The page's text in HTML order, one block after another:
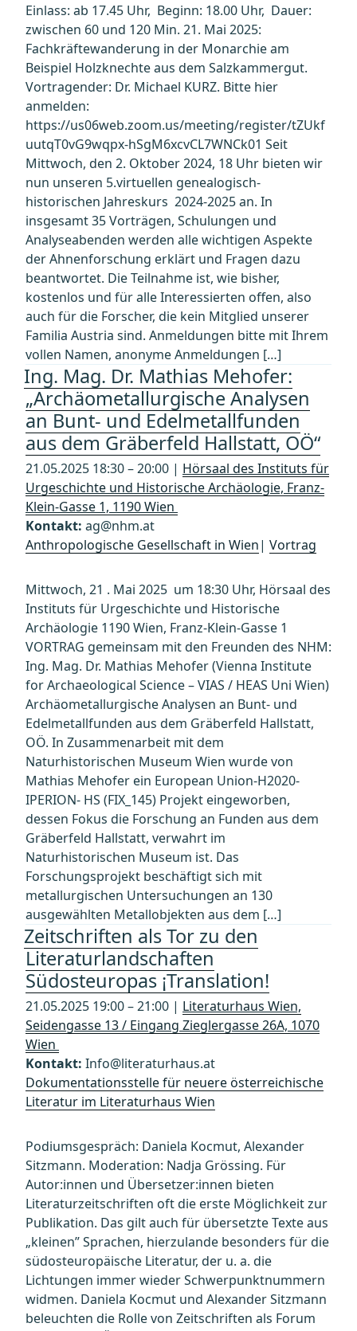
Einlass: ab 17.45 Uhr, Beginn: 18.00 Uhr, Dauer:
zwischen 60 und 120 Min. 21. Mai 2025:
Fachkräftewanderung in der Monarchie am
Beispiel Holzknechte aus dem Salzkammergut.
Vortragender: Dr. Michael KURZ. Bitte hier
anmelden:
https://us06web.zoom.us/meeting/register/tZUkf
uutqT0vG9wqpx-hSgM6xcvCL7WNCk01 Seit
Mittwoch, den 2. Oktober 2024, 18 Uhr bieten wir
nun unseren 5.virtuellen genealogisch-
historischen Jahreskurs 2024-2025 an. In
insgesamt 35 Vorträgen, Schulungen und
Analyseabenden werden alle wichtigen Aspekte
der Ahnenforschung erklärt und Fragen dazu
beantwortet. Die Teilnahme ist, wie bisher,
kostenlos und für alle Interessierten offen, also
auch für die Forscher, die kein Mitglied unserer
Familia Austria sind. Anmeldungen bitte mit Ihrem
vollen Namen, anonyme Anmeldungen […]
Ing. Mag. Dr. Mathias Mehofer:
„Archäometallurgische Analysen
an Bunt- und Edelmetallfunden
aus dem Gräberfeld Hallstatt, OÖ“
21.05.2025 18:30 – 20:00 | Hörsaal des Instituts für
Urgeschichte und Historische Archäologie, Franz-
Klein-Gasse 1, 1190 Wien
Kontakt: ag@nhm.at
Anthropologische Gesellschaft in Wien| Vortrag
Mittwoch, 21 . Mai 2025 um 18:30 Uhr, Hörsaal des
Instituts für Urgeschichte und Historische
Archäologie 1190 Wien, Franz-Klein-Gasse 1
VORTRAG gemeinsam mit den Freunden des NHM:
Ing. Mag. Dr. Mathias Mehofer (Vienna Institute
for Archaeological Science – VIAS / HEAS Uni Wien)
Archäometallurgische Analysen an Bunt- und
Edelmetallfunden aus dem Gräberfeld Hallstatt,
OÖ. In Zusammenarbeit mit dem
Naturhistorischen Museum Wien wurde von
Mathias Mehofer ein European Union-H2020-
IPERION- HS (FIX_145) Projekt eingeworben,
dessen Fokus die Forschung an Funden aus dem
Gräberfeld Hallstatt, verwahrt im
Naturhistorischen Museum ist. Das
Forschungsprojekt beschäftigt sich mit
metallurgischen Untersuchungen an 130
ausgewählten Metallobjekten aus dem […]
Zeitschriften als Tor zu den
Literaturlandschaften
Südosteuropas ¡Translation!
21.05.2025 19:00 – 21:00 | Literaturhaus Wien,
Seidengasse 13 / Eingang Zieglergasse 26A, 1070
Wien
Kontakt: Info@literaturhaus.at
Dokumentationsstelle für neuere österreichische
Literatur im Literaturhaus Wien
Podiumsgespräch: Daniela Kocmut, Alexander
Sitzmann. Moderation: Nadja Grössing. Für
Autor:innen und Übersetzer:innen bieten
Literaturzeitschriften oft die erste Möglichkeit zur
Publikation. Das gilt auch für übersetzte Texte aus
„kleinen” Sprachen, hierzulande besonders für die
südosteuropäische Literatur, der u. a. die
Lichtungen immer wieder Schwerpunktnummern
widmen. Daniela Kocmut und Alexander Sitzmann
beleuchten die Rolle von Zeitschriften als Forum